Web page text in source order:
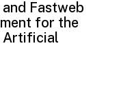
Fastweb
for the
Artificial